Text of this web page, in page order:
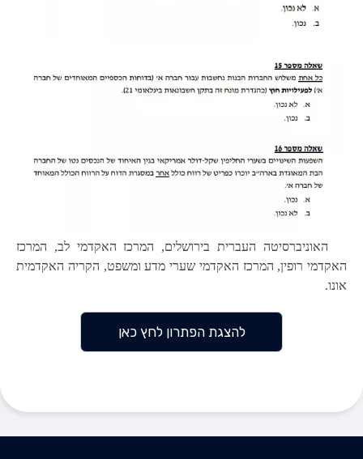
האוניברסיטה העברית בירושלים, המרכז האקדמי לב, המרכז
האקדמי רופין, המרכז האקדמי שערי מדע ומשפט, הקריה האקדמית
אונו.
להצגת הפתרון לחץ כאן